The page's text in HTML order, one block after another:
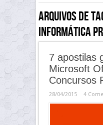
Arquivos de
informática
7 apostilas
Microsoft
Concursos
28/04/2015 4